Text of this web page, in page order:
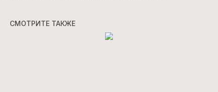
СМОТРИТЕ ТАКЖЕ